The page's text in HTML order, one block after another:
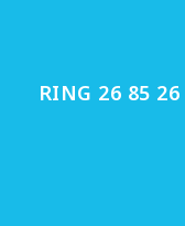
Husk at følge CL
RING 26 85 26